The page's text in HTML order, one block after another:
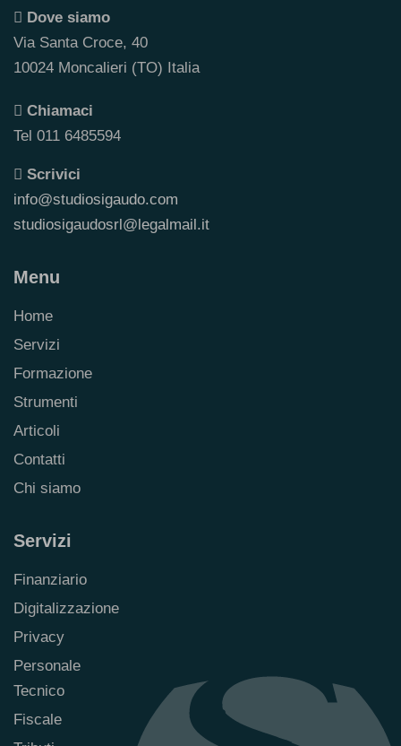
Dove siamo
Via Santa Croce, 40
10024 Moncalieri (TO) Italia
Chiamaci
Tel 011 6485594
Scrivici
info@studiosigaudo.com
studiosigaudosrl@legalmail.it
Menu
Home
Servizi
Formazione
Strumenti
Articoli
Contatti
Chi siamo
Servizi
Finanziario
Digitalizzazione
Privacy
Personale
Tecnico
Fiscale